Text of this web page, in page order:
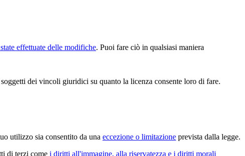
effettuate delle modifiche. Puoi fare ciò in qualsiasi maniera
dei vincoli giuridici su quanto la licenza consente loro di fare.
utilizzo sia consentito da una eccezione o limitazione prevista dalla legge.
di terzi come i diritti all'immagine, alla riservatezza e i diritti morali